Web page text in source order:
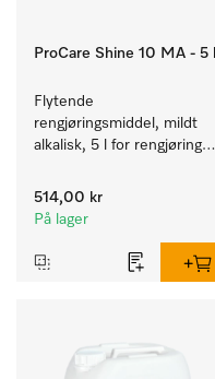
ProCare Shine 10 MA - 5 l
Flytende
rengjøringsmiddel, mildt
alkalisk, 5 l for rengjøring
bestikk og glass.
514,00 kr
På lager